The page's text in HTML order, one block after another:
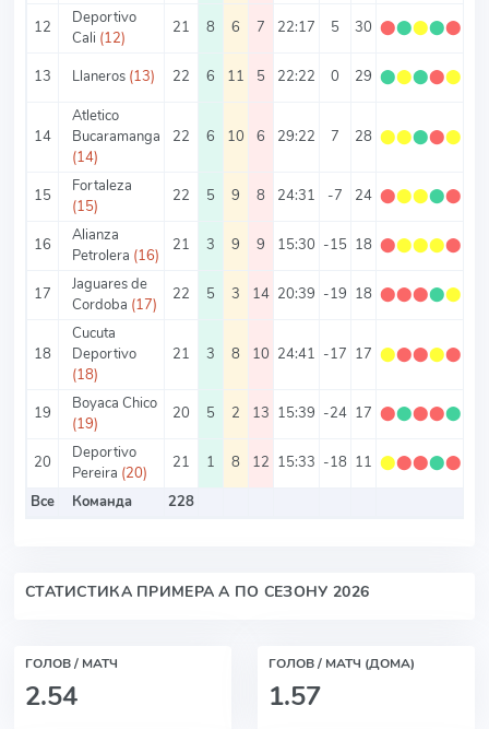
12
Deportivo
Cali (12)
21 8 6 7 22:17 5 30 ⬤⬤⬤⬤⬤
13 Llaneros (13) 22 6 11 5 22:22 0 29 ⬤⬤⬤⬤⬤
14
Atletico
Bucaramanga
(14)
22 6 10 6 29:22 7 28 ⬤⬤⬤⬤⬤
15
Fortaleza
(15)
22 5 9 8 24:31 -7 24 ⬤⬤⬤⬤⬤
16
Alianza
Petrolera (16)
21 3 9 9 15:30 -15 18 ⬤⬤⬤⬤⬤
17
Jaguares de
Cordoba (17)
22 5 3 14 20:39 -19 18 ⬤⬤⬤⬤⬤
18
Cucuta
Deportivo
(18)
21 3 8 10 24:41 -17 17 ⬤⬤⬤⬤⬤
19
Boyaca Chico
(19)
20 5 2 13 15:39 -24 17 ⬤⬤⬤⬤⬤
20
Deportivo
Pereira (20)
21 1 8 12 15:33 -18 11 ⬤⬤⬤⬤⬤
Все
Команда 228
СТАТИСТИКА ПРИМЕРА А ПО СЕЗОНУ 2026
ГОЛОВ / МАТЧ
2.54
ГОЛОВ / МАТЧ (ДОМА)
1.57